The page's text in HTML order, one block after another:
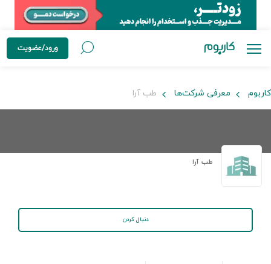
ورود/عضویت
کاربوم معرفی شرکت‌ها طب آرا
طب آرا
دنبال کردن